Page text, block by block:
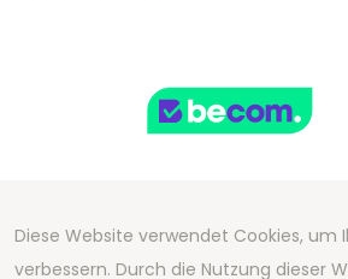
Copyright 2026 We Can Do
Development by2mprove-
Diese Website verwendet Cookies, um
verbessern. Durch die Nutzung dieser